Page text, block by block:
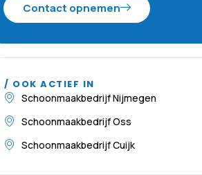
Contact opnemen
/ OOK ACTIEF IN
Schoonmaakbedrijf Nijmegen
Schoonmaakbedrijf Oss
Schoonmaakbedrijf Cuijk